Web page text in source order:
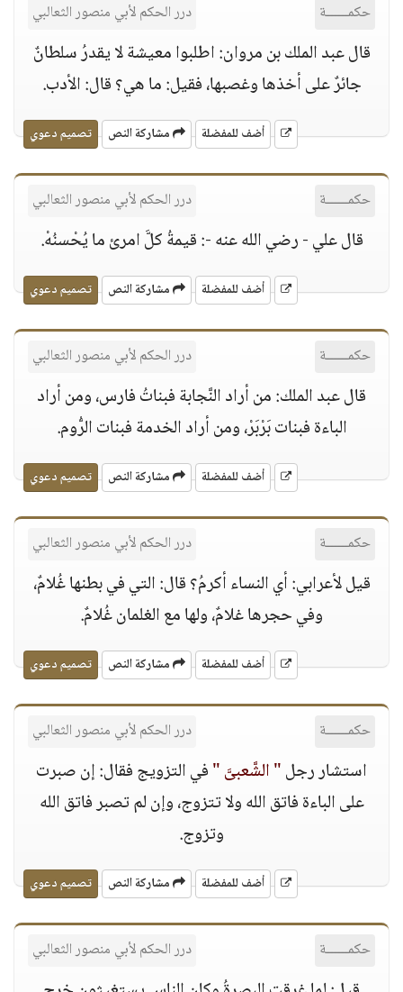
حكمــــــة درر الحكم لأبي منصور الثعالبي
قال عبد الملك بن مروان: اطلبوا معيشة لا يقدرُ سلطانٌ
جائرٌ على أخذها وغصبها، فقيل: ما هي؟ قال: الأدب.
أضف للمفضلة مشاركة النص تصميم دعوي
حكمــــــة درر الحكم لأبي منصور الثعالبي
قال علي - رضي الله عنه -: قيمةُ كلَّ امرئ ما يُحْسنُهْ.
أضف للمفضلة مشاركة النص تصميم دعوي
حكمــــــة درر الحكم لأبي منصور الثعالبي
قال عبد الملك: من أراد النَّجابة فبناتُ فارس، ومن أراد
الباءة فبنات بَرْبَرْ، ومن أراد الخدمة فبنات الرُّوم.
أضف للمفضلة مشاركة النص تصميم دعوي
حكمــــــة درر الحكم لأبي منصور الثعالبي
قيل لأعرابي: أي النساء أكرمُ؟ قال: التي في بطنها غُلامٌ،
وفي حجرها غلامٌ، ولها مع الغلمان غُلامٌ.
أضف للمفضلة مشاركة النص تصميم دعوي
حكمــــــة درر الحكم لأبي منصور الثعالبي
استشار رجل" الشَّعبىَّ "في التزويج فقال: إن صبرت
على الباءة فاتق الله ولا تتزوج، وإن لم تصبر فاتق الله
وتزوج.
أضف للمفضلة مشاركة النص تصميم دعوي
حكمــــــة درر الحكم لأبي منصور الثعالبي